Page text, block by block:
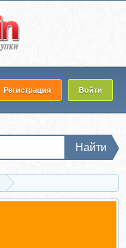
Регистрация Войти
Найти